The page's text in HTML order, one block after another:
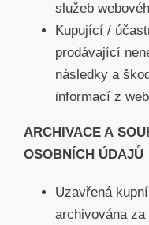
služeb
Kupující /
prodávající
následky a
informací z
ARCHIVACE A
OSOBNÍCH ÚDAJŮ
Uzavřená
archivována